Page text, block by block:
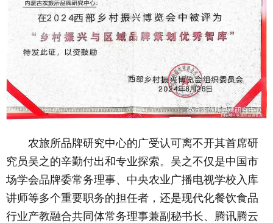
农旅所品牌研究中心的广受认可离不开其首席研
究员吴之的辛勤付出和专业探索。吴之不仅是中国市
场学会品牌委常务理事、中央农业广播电视学校入库
讲师等多个重要职务的担任者，还是现代化餐饮食品
行业产教融合共同体常务理事兼副秘书长、腾讯腾云